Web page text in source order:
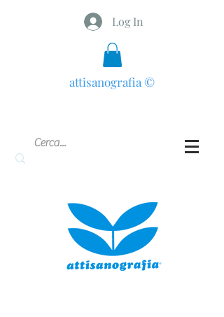
Log In
attisanografia ©